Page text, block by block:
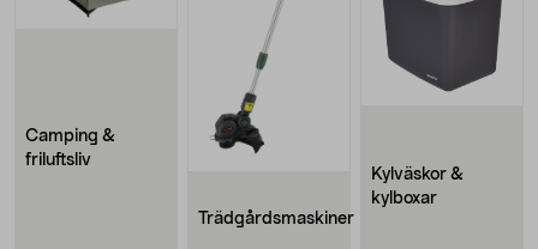
Camping &
friluftsliv
Trädgårdsmaskiner
Kylväskor &
kylboxar